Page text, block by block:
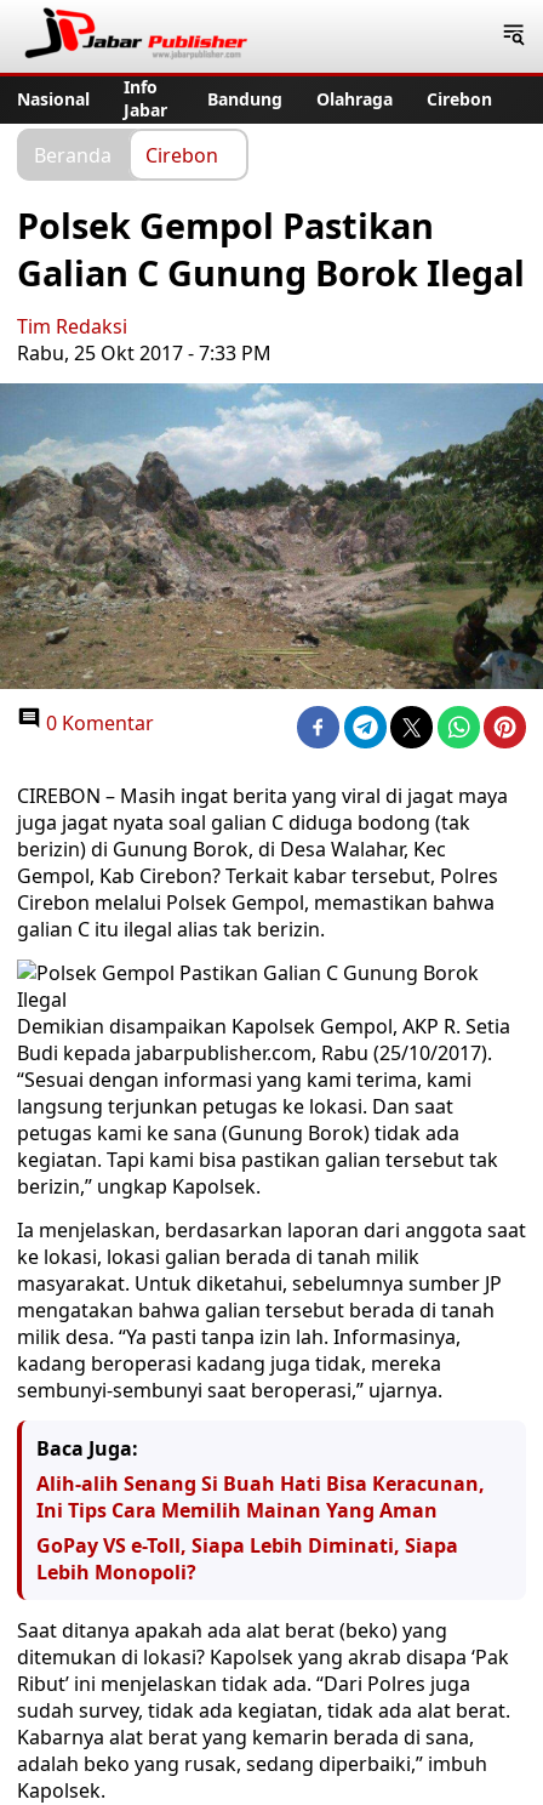
Nasional
Info
Jabar
Bandung Olahraga Cirebon
Beranda Cirebon
Polsek Gempol Pastikan
Galian C Gunung Borok Ilegal
Tim Redaksi
Rabu, 25 Okt 2017 - 7:33 PM
0 Komentar
CIREBON – Masih ingat berita yang viral di jagat maya
juga jagat nyata soal galian C diduga bodong (tak
berizin) di Gunung Borok, di Desa Walahar, Kec
Gempol, Kab Cirebon? Terkait kabar tersebut, Polres
Cirebon melalui Polsek Gempol, memastikan bahwa
galian C itu ilegal alias tak berizin.
Demikian disampaikan Kapolsek Gempol, AKP R. Setia
Budi kepada jabarpublisher.com, Rabu (25/10/2017).
“Sesuai dengan informasi yang kami terima, kami
langsung terjunkan petugas ke lokasi. Dan saat
petugas kami ke sana (Gunung Borok) tidak ada
kegiatan. Tapi kami bisa pastikan galian tersebut tak
berizin,” ungkap Kapolsek.
Ia menjelaskan, berdasarkan laporan dari anggota saat
ke lokasi, lokasi galian berada di tanah milik
masyarakat. Untuk diketahui, sebelumnya sumber JP
mengatakan bahwa galian tersebut berada di tanah
milik desa. “Ya pasti tanpa izin lah. Informasinya,
kadang beroperasi kadang juga tidak, mereka
sembunyi-sembunyi saat beroperasi,” ujarnya.
Baca Juga:
Alih-alih Senang Si Buah Hati Bisa Keracunan,
Ini Tips Cara Memilih Mainan Yang Aman
GoPay VS e-Toll, Siapa Lebih Diminati, Siapa
Lebih Monopoli?
Saat ditanya apakah ada alat berat (beko) yang
ditemukan di lokasi? Kapolsek yang akrab disapa ‘Pak
Ribut’ ini menjelaskan tidak ada. “Dari Polres juga
sudah survey, tidak ada kegiatan, tidak ada alat berat.
Kabarnya alat berat yang kemarin berada di sana,
adalah beko yang rusak, sedang diperbaiki,” imbuh
Kapolsek.